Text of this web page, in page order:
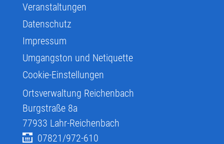
Veranstaltungen
Datenschutz
Impressum
Umgangston und Netiquette
Cookie-Einstellungen
Ortsverwaltung Reichenbach
Burgstraße 8a
77933 Lahr-Reichenbach
07821/972-610